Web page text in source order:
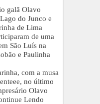
galã Olavo
do Junco e
de Lima
de uma
São Luís na
e Paulinha
com a musa
no último
Olavo
Lendo